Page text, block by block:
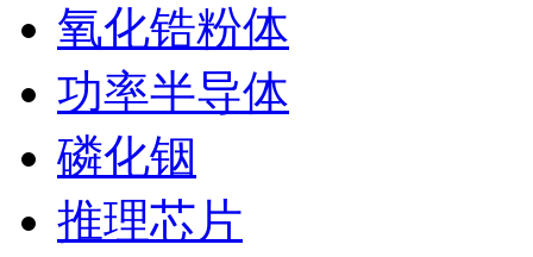
氧化锆粉体
功率半导体
磷化铟
推理芯片